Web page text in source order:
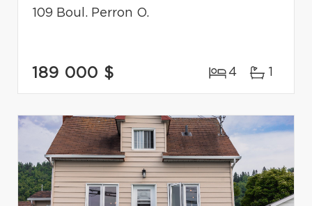
109 Boul. Perron O.
189 000 $ 4 1